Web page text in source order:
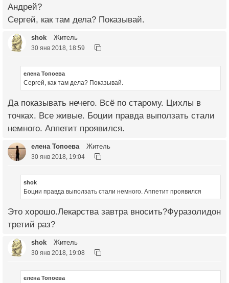
Андрей?
Сергей, как там дела? Показывай.
shok Житель
30 янв 2018, 18:59
елена Топоева
Сергей, как там дела? Показывай.
Да показывать нечего. Всё по старому. Цихлы в
точках. Все живые. Боции правда выползать стали
немного. Аппетит проявился.
елена Топоева Житель
30 янв 2018, 19:04
shok
Боции правда выползать стали немного. Аппетит проявился
Это хорошо.Лекарства завтра вносить?Фуразолидон
третий раз?
shok Житель
30 янв 2018, 19:08
елена Топоева